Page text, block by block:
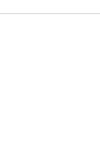
| Entre a